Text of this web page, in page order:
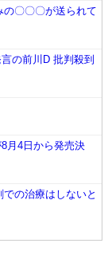
〇〇〇が送られて
の前川D 批判殺到
月4日から発売決
の治療はしないと